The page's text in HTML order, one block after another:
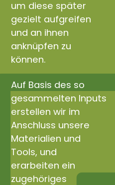
um diese später
gezielt aufgreifen
und an ihnen
anknüpfen zu
können.
Auf Basis des so
gesammelten Inputs
erstellen wir im
Anschluss unsere
Materialien und
Tools, und
erarbeiten ein
zugehöriges